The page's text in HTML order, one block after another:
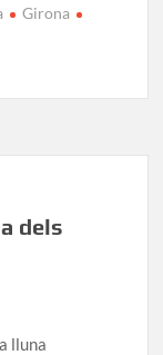
Girona
dels
lluna